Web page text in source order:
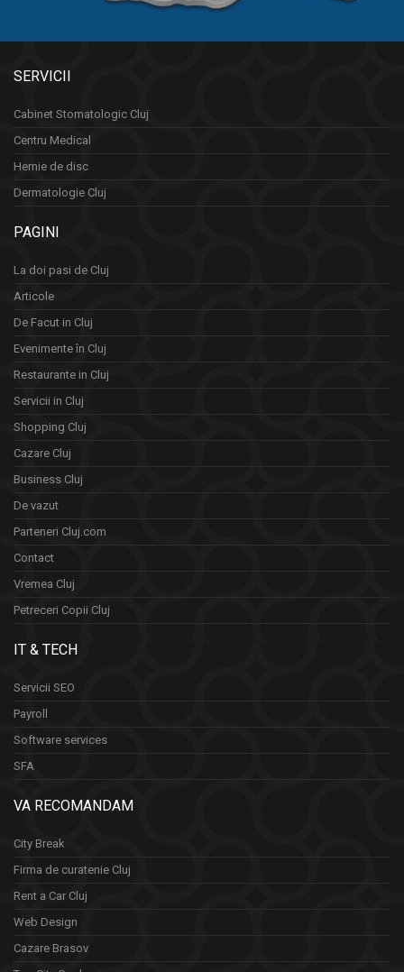
SERVICII
Cabinet Stomatologic Cluj
Centru Medical
Hernie de disc
Dermatologie Cluj
PAGINI
La doi pasi de Cluj
Articole
De Facut in Cluj
Evenimente în Cluj
Restaurante in Cluj
Servicii in Cluj
Shopping Cluj
Cazare Cluj
Business Cluj
De vazut
Parteneri Cluj.com
Contact
Vremea Cluj
Petreceri Copii Cluj
IT & TECH
Servicii SEO
Payroll
Software services
SFA
VA RECOMANDAM
City Break
Firma de curatenie Cluj
Rent a Car Cluj
Web Design
Cazare Brasov